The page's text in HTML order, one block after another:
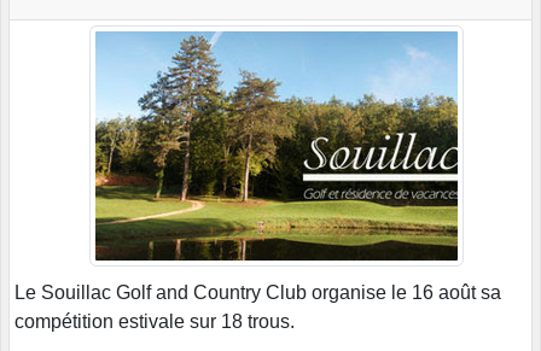
Le Souillac Golf and Country Club organise le 16 août sa
compétition estivale sur 18 trous.